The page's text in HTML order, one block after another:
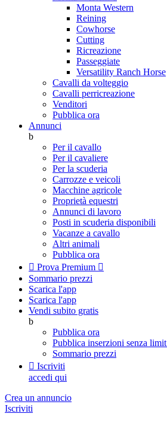
Monta Western
Reining
Cowhorse
Cutting
Ricreazione
Passeggiate
Versatility Ranch Horse
Cavalli da volteggio
Cavalli perricreazione
Venditori
Pubblica ora
Annunci
b
Per il cavallo
Per il cavaliere
Per la scuderia
Carrozze e veicoli
Macchine agricole
Proprietà equestri
Annunci di lavoro
Posti in scuderia disponibili
Vacanze a cavallo
Altri animali
Pubblica ora
 Prova Premium 
Sommario prezzi
Scarica l'app
Scarica l'app
Vendi subito gratis
b
Pubblica ora
Pubblica inserzioni senza limit
Sommario prezzi
 Iscriviti
accedi qui
Crea un annuncio
Iscriviti